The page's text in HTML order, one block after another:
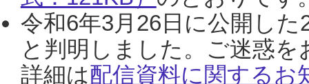
令和6年3月26日に公開し
と判明しました。ご迷惑
詳細は配信資料に関するお